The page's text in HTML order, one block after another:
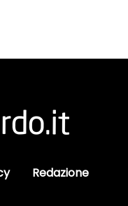
Redazione